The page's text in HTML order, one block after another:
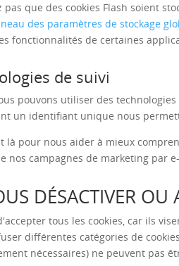
pas que des cookies Flash soient
des paramètres de stockage
fonctionnalités de certaines
de suivi
pouvons utiliser des
un identifiant unique nous
là pour nous aider à mieux
nos campagnes de marketing par
DÉSACTIVER OU
tous les cookies, car ils
différentes catégories de
nécessaires) ne peuvent pas